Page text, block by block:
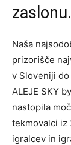
zaslonu.
Naša
prizorišče
v Sloveniji
ALEJE SKY
nastopila
tekmovalci iz
igralcev in